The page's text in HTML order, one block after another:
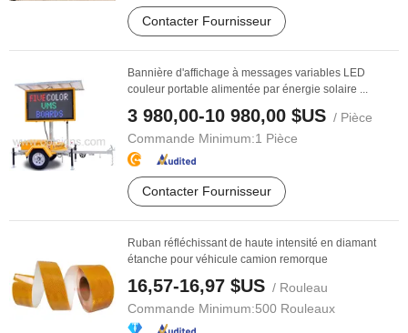
Contacter Fournisseur
Bannière d'affichage à messages variables LED
couleur portable alimentée par énergie solaire ...
3 980,00-10 980,00 $US / Pièce
Commande Minimum:1 Pièce
Contacter Fournisseur
Ruban réfléchissant de haute intensité en diamant
étanche pour véhicule camion remorque
16,57-16,97 $US / Rouleau
Commande Minimum:500 Rouleaux